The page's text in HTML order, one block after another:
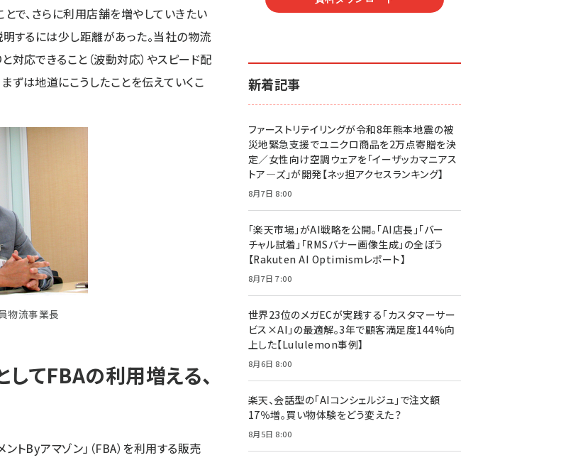
で、さらに利用店舗を増やしていきたい
明するには少し距離があった。当社の物流
対応できること（波動対応）やスピード配
ずは地道にこうしたことを伝えていくこ
物流事業長
てFBAの利用増える、
トByアマゾン」（FBA）を利用する販売
新着記事
ファーストリテイリングが令和8年熊本地震の被
災地緊急支援でユニクロ商品を2万点寄贈を決
定／女性向け空調ウェアを「イーザッカマニアス
トア―ズ」が開発【ネッ担アクセスランキング】
8月7日 8:00
「楽天市場」がAI戦略を公開。「AI店長」「バー
チャル試着」「RMSバナー画像生成」の全ぼう
【Rakuten AI Optimismレポート】
8月7日 7:00
世界23位のメガECが実践する「カスタマーサー
ビス×AI」の最適解。3年で顧客満足度144%向
上した【Lululemon事例】
8月6日 8:00
楽天、会話型の「AIコンシェルジュ」で注文額
17％増。買い物体験をどう変えた？
8月5日 8:00